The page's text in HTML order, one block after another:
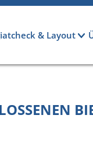
& Layout